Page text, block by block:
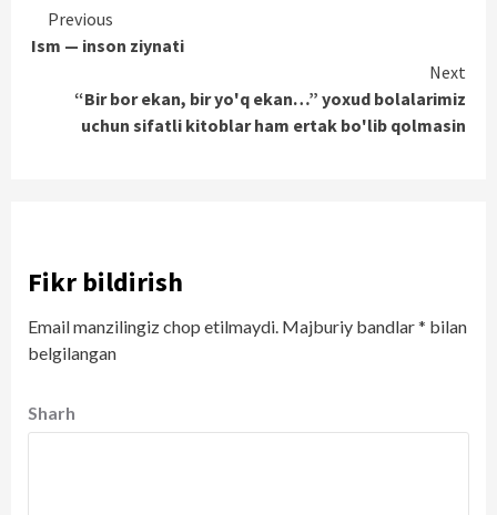
Continue
Reading
Previous
Ism — inson ziynati
Next
“Bir bor ekan, bir yo'q ekan…” yoxud bolalarimiz
uchun sifatli kitoblar ham ertak bo'lib qolmasin
Fikr bildirish
Email manzilingiz chop etilmaydi. Majburiy bandlar* bilan
belgilangan
Sharh